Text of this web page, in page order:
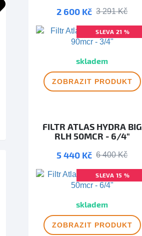
2 600 Kč 3 291 Kč
SLEVA 21 %
DOPRAVA ZDARMA
skladem
ZOBRAZIT PRODUKT
FILTR ATLAS HYDRA BIG
RLH 50MCR - 6/4"
5 440 Kč 6 400 Kč
SLEVA 15 %
DOPRAVA ZDARMA
skladem
ZOBRAZIT PRODUKT